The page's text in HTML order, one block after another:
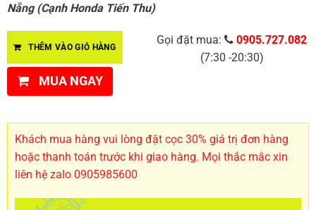
Nẵng (Cạnh Honda Tiến Thu)
THÊM VÀO GIỎ HÀNG
MUA NGAY
Gọi đặt mua:
0905.727.082
(7:30 -20:30)
Khách mua hàng vui lòng đặt cọc 30% giá trị đơn hàng
hoặc thanh toán trước khi giao hàng. Mọi thắc mắc xin
liên hệ zalo 0905985600